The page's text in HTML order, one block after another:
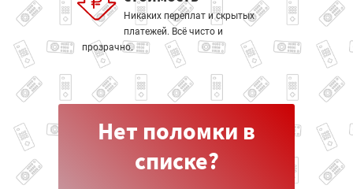
Никаких переплат и скрытых
платежей. Всё чисто и
прозрачно.
Нет поломки в
списке?